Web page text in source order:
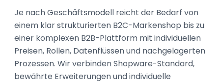
Je nach Geschäftsmodell reicht der Bedarf von
einem klar strukturierten B2C-Markenshop bis zu
einer komplexen B2B-Plattform mit individuellen
Preisen, Rollen, Datenflüssen und nachgelagerten
Prozessen. Wir verbinden Shopware-Standard,
bewährte Erweiterungen und individuelle